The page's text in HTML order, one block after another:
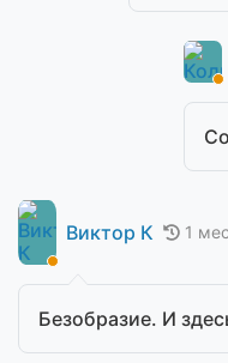
Виктор К 1
Безобразие. И